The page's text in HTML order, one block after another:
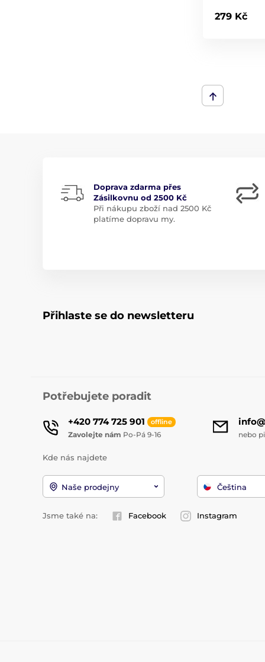
279 Kč
Doprava zdarma přes
Zásilkovnu od 2500 Kč
Při nákupu zboží nad 2500 Kč
platíme dopravu my.
Přihlaste se do newsletteru
Potřebujete poradit
+420 774 725 901 offline
Zavolejte nám Po-Pá 9-16 nebo
Kde nás najdete
Naše prodejny Čeština
Jsme také na: Facebook Instagram